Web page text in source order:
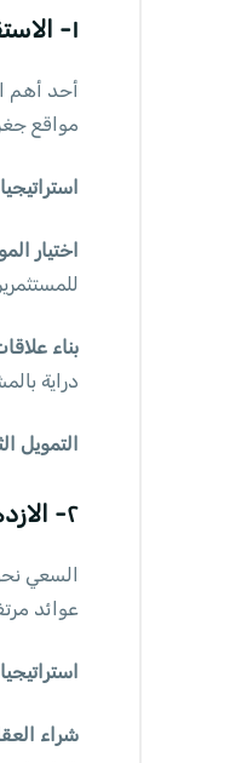
١- الاستقرار: تحقيق الملكية العقارية طويلة الأمد
مواقع
اختيار
بناء
دراية
التمويل
٢- الازدهار: تطوير العقارات وتحقيق العوائد الاقتصادية
عوائد
شراء